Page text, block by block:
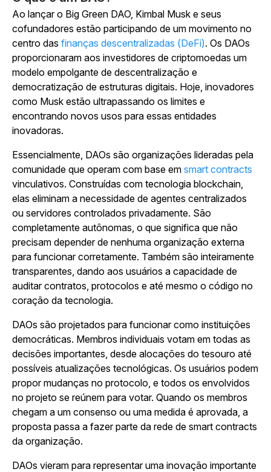
Ao lançar o Big Green DAO, Kimbal Musk e seus
cofundadores estão participando de um movimento no
centro das finanças descentralizadas (DeFi). Os DAOs
proporcionaram aos investidores de criptomoedas um
modelo empolgante de descentralização e
democratização de estruturas digitais. Hoje, inovadores
como Musk estão ultrapassando os limites e
encontrando novos usos para essas entidades
inovadoras.
Essencialmente, DAOs são organizações lideradas pela
comunidade que operam com base em smart contracts
vinculativos. Construídas com tecnologia blockchain,
elas eliminam a necessidade de agentes centralizados
ou servidores controlados privadamente. São
completamente autônomas, o que significa que não
precisam depender de nenhuma organização externa
para funcionar corretamente. Também são inteiramente
transparentes, dando aos usuários a capacidade de
auditar contratos, protocolos e até mesmo o código no
coração da tecnologia.
DAOs são projetados para funcionar como instituições
democráticas. Membros individuais votam em todas as
decisões importantes, desde alocações do tesouro até
possíveis atualizações tecnológicas. Os usuários podem
propor mudanças no protocolo, e todos os envolvidos
no projeto se reúnem para votar. Quando os membros
chegam a um consenso ou uma medida é aprovada, a
proposta passa a fazer parte da rede de smart contracts
da organização.
DAOs vieram para representar uma inovação importante